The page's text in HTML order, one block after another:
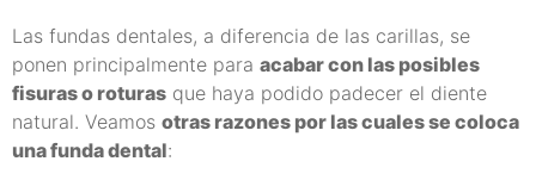
Las fundas dentales, a diferencia de las carillas, se
ponen principalmente para acabar con las posibles
fisuras o roturas que haya podido padecer el diente
natural. Veamos otras razones por las cuales se coloca
una funda dental: